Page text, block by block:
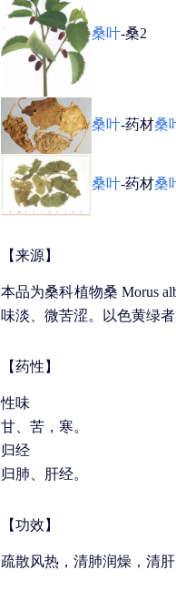
桑叶-桑2
桑叶-药材桑
桑叶-药材桑
【来源】
本品为桑科植物桑 Morus
味淡、微苦涩。以色黄绿
【药性】
性味
甘、苦，寒。
归经
归肺、肝经。
【功效】
疏散风热，清肺润燥，清